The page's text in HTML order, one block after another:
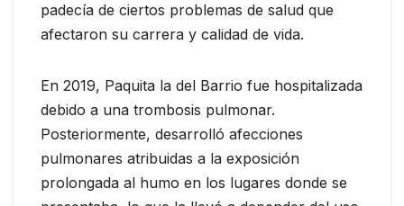
padecía de ciertos problemas de salud que
afectaron su carrera y calidad de vida.
En 2019, Paquita la del Barrio fue hospitalizada
debido a una trombosis pulmonar.
Posteriormente, desarrolló afecciones
pulmonares atribuidas a la exposición
prolongada al humo en los lugares donde se